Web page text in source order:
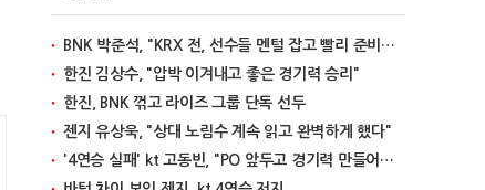
BNK 박준석, "KRX 전, 선수들 멘털 잡고 빨리 준비할 것"
한진 김상수, "압박 이겨내고 좋은 경기력 승리"
한진, BNK 꺾고 라이즈 그룹 단독 선두
젠지 유상욱, "상대 노림수 계속 읽고 완벽하게 했다"
'4연승 실패' kt 고동빈, "PO 앞두고 경기력 만들어가는 단계"